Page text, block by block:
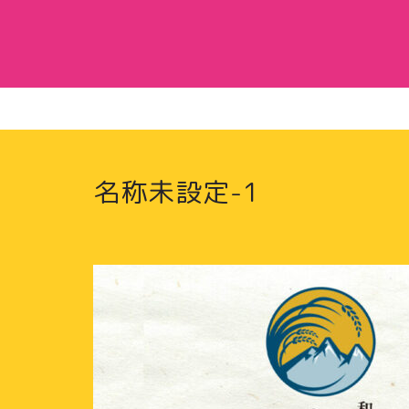
名称未設定-1